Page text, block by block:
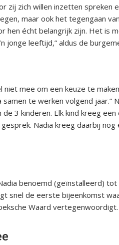
zij zich willen inzetten spreken
maar ook het tegengaan
hen écht belangrijk zijn. Het is
jonge leeftijd,” aldus de
mee om een keuze te
samen te werken volgend jaar.”
3 kinderen. Elk kind kreeg
Nadia kreeg daarbij
benoemd (geïnstalleerd)
snel de eerste bijeenkomst
Waard vertegenwoordigt.